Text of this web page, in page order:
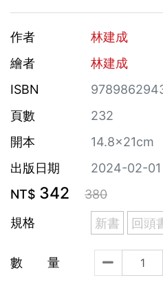
作者
林建成
繪者
林建成
ISBN
頁數
232
開本
14.8×21cm
出版日期
2024-02-01
NT$ 342
380
規格
新書 回頭
數 量